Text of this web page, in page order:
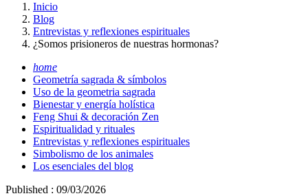
Inicio
Blog
Entrevistas y reflexiones espirituales
¿Somos prisioneros de nuestras hormonas?
home
Geometría sagrada & símbolos
Uso de la geometria sagrada
Bienestar y energía holística
Feng Shui & decoración Zen
Espiritualidad y rituales
Entrevistas y reflexiones espirituales
Simbolismo de los animales
Los esenciales del blog
Published : 09/03/2026